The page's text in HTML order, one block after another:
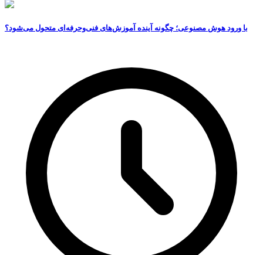
با ورود هوش مصنوعی؛ چگونه آینده آموزش‌های فنی‌وحرفه‌ای متحول می‌شود؟